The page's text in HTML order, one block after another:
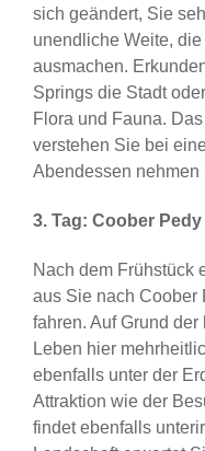
sich geändert, Sie
unendliche Weite,
ausmachen.
Springs die Stadt
Flora und Fauna.
verstehen Sie bei
Abendessen nehmen
3. Tag: Coober
Nach dem Frühstück
aus Sie nach Coober
fahren. Auf Grund
Leben hier
ebenfalls unter der
Attraktion wie der
findet ebenfalls